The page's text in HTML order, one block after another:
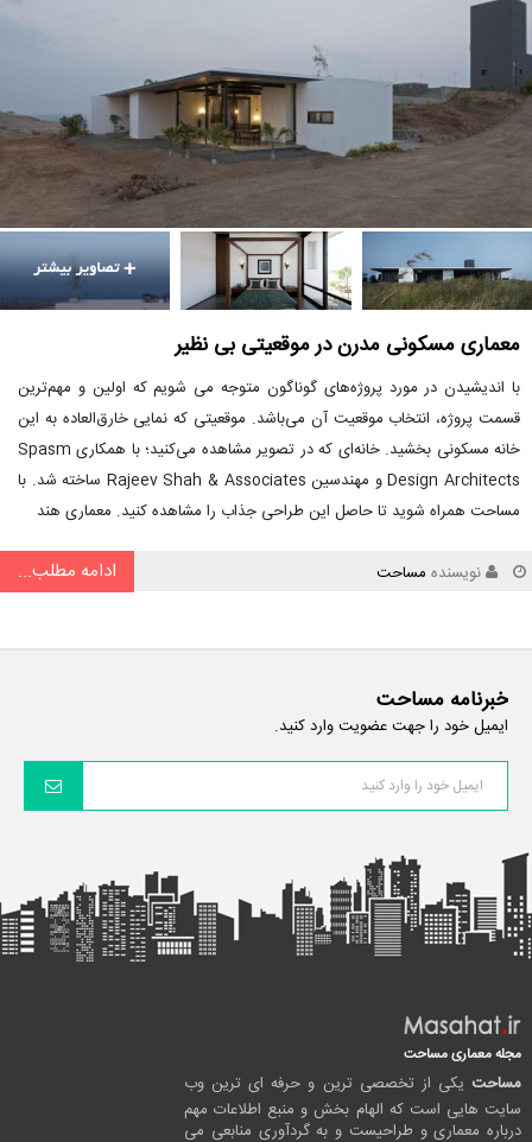
معماری مسکونی مدرن در موقعیتی بی نظیر
با اندیشیدن در مورد پروژه‌های گوناگون متوجه می شویم که اولین و مهم‌ترین
قسمت پروژه، انتخاب موقعیت آن می‌باشد. موقعیتی که نمایی خارق‌العاده به این
خانه مسکونی بخشید. خانه‌ای که در تصویر مشاهده می‌کنید؛ با همکاری Spasm
Design Architects و مهندسین Rajeev Shah & Associates ساخته شد. با
مساحت همراه شوید تا حاصل این طراحی جذاب را مشاهده کنید. معماری هند
نویسنده مساحت ادامه مطلب...
خبرنامه مساحت
ایمیل خود را جهت عضویت وارد کنید.
مجله معماری مساحت
مساحت یکی از تخصصی ترین و حرفه ای ترین وب
سایت هایی است که الهام بخش و منبع اطلاعات مهم
درباره معماری و طراحیست و به گردآوری منابعی می